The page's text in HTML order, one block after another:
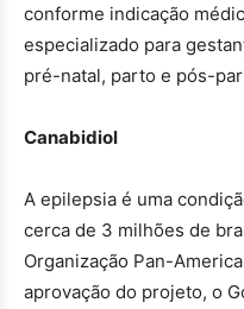
conforme indicação
especializado para
pré-natal, parto e pós-
Canabidiol
A epilepsia é uma
cerca de 3 milhões de
Organização Pan-
aprovação do projeto, o